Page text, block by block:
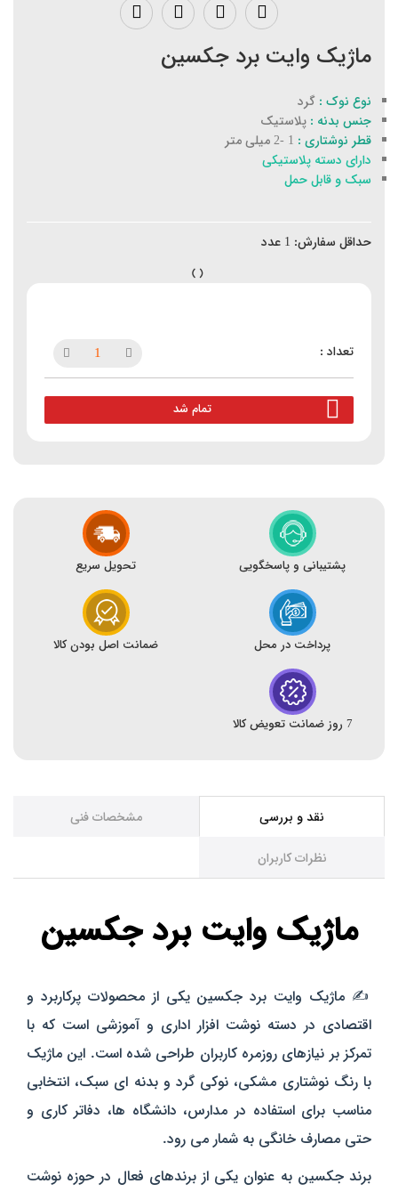
ماژیک وایت برد جکسین
نوع نوک : گرد
جنس بدنه : پلاستیک
قطر نوشتاری :
دارای دسته پلاستیکی
سبک و قابل حمل
حداقل سفارش: 1 عدد
تمام شد
پشتیبانی و پاسخگویی تحویل سریع
پرداخت در محل ضمانت اصل بودن کالا
7 روز ضمانت تعویض کالا
نقد و بررسی مشخصات فنی
نظرات کاربران
ماژیک وایت برد جکسین
✍️ ماژیک وایت برد جکسین یکی از محصولات پرکاربرد و
اقتصادی در دسته نوشت‌ افزار اداری و آموزشی است که با
تمرکز بر نیازهای روزمره کاربران طراحی شده است. این ماژیک
با رنگ نوشتاری مشکی، نوکی گرد و بدنه‌ ای سبک، انتخابی
مناسب برای استفاده در مدارس، دانشگاه‌ ها، دفاتر کاری و
حتی مصارف خانگی به شمار می‌ رود.
برند جکسین به‌ عنوان یکی از برندهای فعال در حوزه نوشت‌